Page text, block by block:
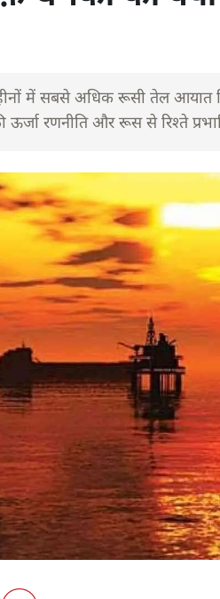
में सबसे अधिक रूसी तेल आयात
रणनीति और रूस से रिश्ते